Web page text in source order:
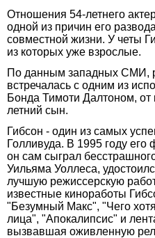
Отношения 54-летнего
одной из причин его
совместной жизни. У четы
из которых уже взрослые.
По данным западных СМИ,
встречалась с одним из
Бонда Тимоти Далтоном, от
летний сын.
Гибсон - один из самых
Голливуда. В 1995 году
он сам сыграл
Уильяма Уоллеса,
лучшую режиссерскую
известные киноработы
"Безумный Макс", "Чего
лица", "Апокалипсис" и
вызвавшая оживленную